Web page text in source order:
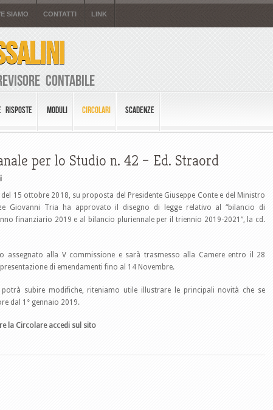
SIAMO CONTATTI LINK
Contabile
RISPOSTE MODULI CIRCOLARI SCADENZE
per lo Studio n. 42 – Ed. Straord
15 ottobre 2018, su proposta del Presidente Giuseppe Conte e del Ministro
Giovanni Tria ha approvato il disegno di legge relativo al “bilancio di
finanziario 2019 e al bilancio pluriennale per il triennio 2019-2021”, la cd.
assegnato alla V commissione e sarà trasmesso alla Camere entro il 28
di emendamenti fino al 14 Novembre.
potrà subire modifiche, riteniamo utile illustrare le principali novità che se
dal 1° gennaio 2019.
la Circolare accedi sul sito